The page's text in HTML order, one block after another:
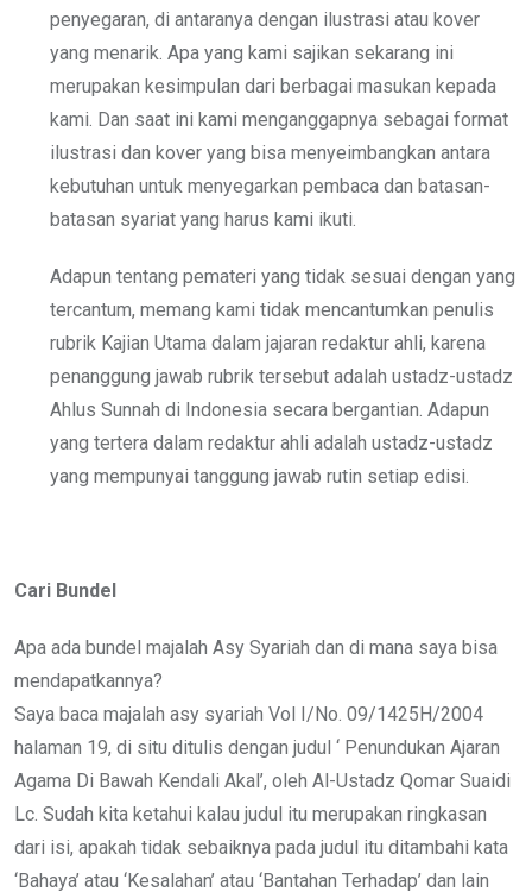
penyegaran, di antaranya dengan ilustrasi atau kover
yang menarik. Apa yang kami sajikan sekarang ini
merupakan kesimpulan dari berbagai masukan kepada
kami. Dan saat ini kami menganggapnya sebagai format
ilustrasi dan kover yang bisa menyeimbangkan antara
kebutuhan untuk menyegarkan pembaca dan batasan-
batasan syariat yang harus kami ikuti.
Adapun tentang pemateri yang tidak sesuai dengan yang
tercantum, memang kami tidak mencantumkan penulis
rubrik Kajian Utama dalam jajaran redaktur ahli, karena
penanggung jawab rubrik tersebut adalah ustadz-ustadz
Ahlus Sunnah di Indonesia secara bergantian. Adapun
yang tertera dalam redaktur ahli adalah ustadz-ustadz
yang mempunyai tanggung jawab rutin setiap edisi.
Cari Bundel
Apa ada bundel majalah Asy Syariah dan di mana saya bisa
mendapatkannya?
Saya baca majalah asy syariah Vol I/No. 09/1425H/2004
halaman 19, di situ ditulis dengan judul ‘ Penundukan Ajaran
Agama Di Bawah Kendali Akal’, oleh Al-Ustadz Qomar Suaidi
Lc. Sudah kita ketahui kalau judul itu merupakan ringkasan
dari isi, apakah tidak sebaiknya pada judul itu ditambahi kata
‘Bahaya’ atau ‘Kesalahan’ atau ‘Bantahan Terhadap’ dan lain